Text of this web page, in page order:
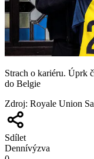
Strach o kariéru. Úprk
do Belgie
Zdroj: Royale Union
Sdílet
Dennívýzva